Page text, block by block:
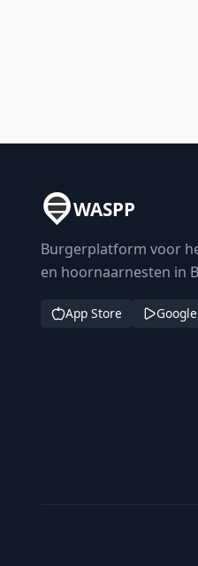
WASPP
Burgerplatform voor
en hoornaarnesten in
App Store